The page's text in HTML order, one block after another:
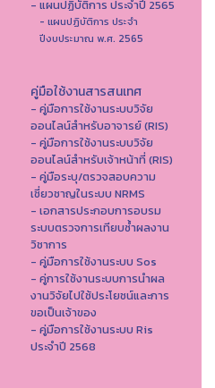
- แผนปฏิบัติการ ประจำปี 2565
- แผนปฏิบัติการ ประจำ
ปีงบประมาณ พ.ศ. 2565
คู่มือใช้งานสารสนเทศ
- คู่มือการใช้งานระบบวิจัย
ออนไลน์สำหรับอาจารย์ (RIS)
- คู่มือการใช้งานระบบวิจัย
ออนไลน์สำหรับเจ้าหน้าที่ (RIS)
- คู่มือระบุ/ตรวจสอบความ
เชี่ยวชาญในระบบ NRMS
- เอกสารประกอบการอบรม
ระบบตรวจการเทียบซ้ำผลงาน
วิชาการ
- คู่มือการใช้งานระบบ Sos
- คู่การใช้งานระบบการนำผล
งานวิจัยไปใช้ประโยชน์และการ
ขอเป็นเจ้าของ
- คู่มือการใช้งานระบบ Ris
ประจำปี 2568